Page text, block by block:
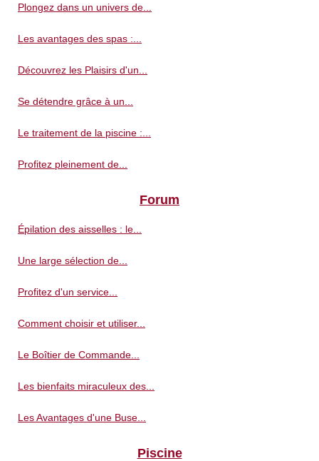
Plongez dans un univers de...
Les avantages des spas :...
Découvrez les Plaisirs d'un...
Se détendre grâce à un...
Le traitement de la piscine :...
Profitez pleinement de...
Forum
Épilation des aisselles : le...
Une large sélection de...
Profitez d'un service...
Comment choisir et utiliser...
Le Boîtier de Commande...
Les bienfaits miraculeux des...
Les Avantages d'une Buse...
Piscine